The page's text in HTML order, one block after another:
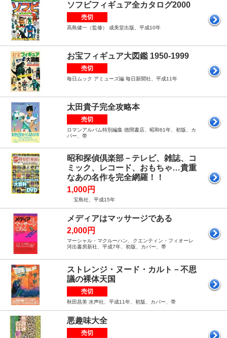
ソフビフィギュア全カタログ2000
売切
高島健一（監修） 成美堂出版、平成10年
お宝フィギュア大図鑑 1950-1999
売切
毎日ムック アミューズ編 毎日新聞社、平成11年
太田貴子完全攻略本
売切
ロマンアルバム特別編集 徳間書店、昭和61年、初版、カ
バー、帯
昭和探偵倶楽部－テレビ、雑誌、コ
ミック、レコード、おもちゃ…貴重
なあの名作を完全網羅！！
1,000円
宝島社、平成15年
メディアはマッサージである
2,000円
マーシャル・マクルーハン、クエンティン・フィオーレ
河出書房新社、平成7年、初版、カバー、帯
ストレンジ・ヌード・カルト－不思
議の裸体天国
売切
秋田昌美 水声社、平成11年、初版、カバー、帯
悪趣味大全
売切